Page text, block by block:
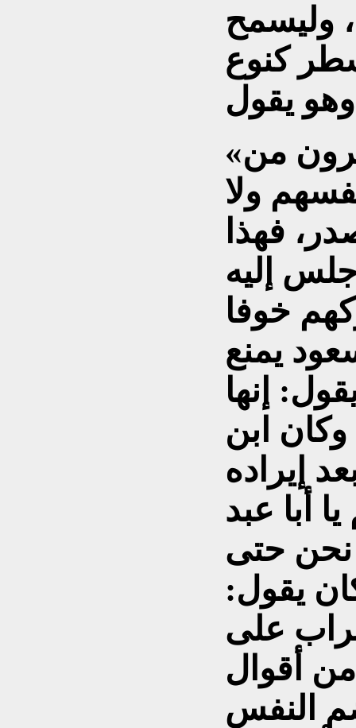
وليسمح
كنوع
«كان علماء السلف يفرون من
ولا
فهذا
جلس إليه
خوفا
يمنع
إنها
وكان ابن
إيراده
أبا عبد
حتى
يقول:
على
أقوال
النفس